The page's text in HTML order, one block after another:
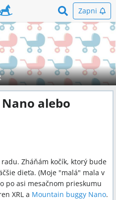
Zapni
alebo
Zháňám kočík, ktorý bude
dieťa. (Moje "malá" mala v
po asi mesačnom prieskumu
XRL a Mountain buggy Nano.